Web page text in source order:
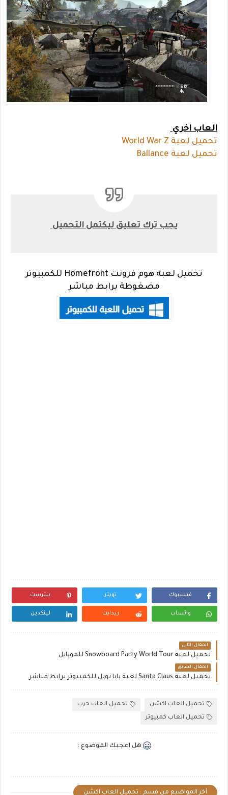
العاب اخري
تحميل لعبة World War Z
تحميل لعبة Ballance
يجب ترك تعليق ليكتمل التحميل
تحميل لعبة هوم فرونت Homefront للكمبيوتر
مضغوطة برابط مباشر
فيسبوك تويتر بنترست
واتساب ريدايت لينكدين
المقال التالي
تحميل لعبة Snowboard Party World Tour للموبايل
المقال السابق
تحميل لعبة Santa Claus لعبة بابا نويل للكمبيوتر برابط مباشر
تحميل العاب اكشن
تحميل العاب حرب
تحميل العاب كمبيوتر
هل اعجبك الموضوع :
أخر المواضيع من قسم : تحميل العاب اكشن